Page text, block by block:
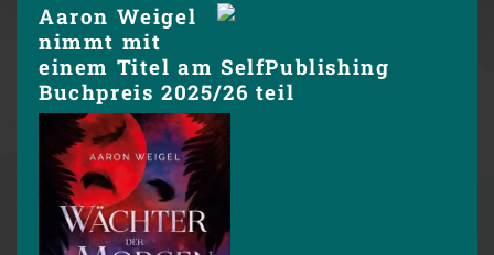
Aaron Weigel
nimmt mit
einem Titel am SelfPublishing
Buchpreis 2025/26 teil